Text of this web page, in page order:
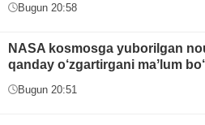
Bugun 20:58
NASA kosmosga yuborilgan
qanday o‘zgartirgani maʼlum
Bugun 20:51